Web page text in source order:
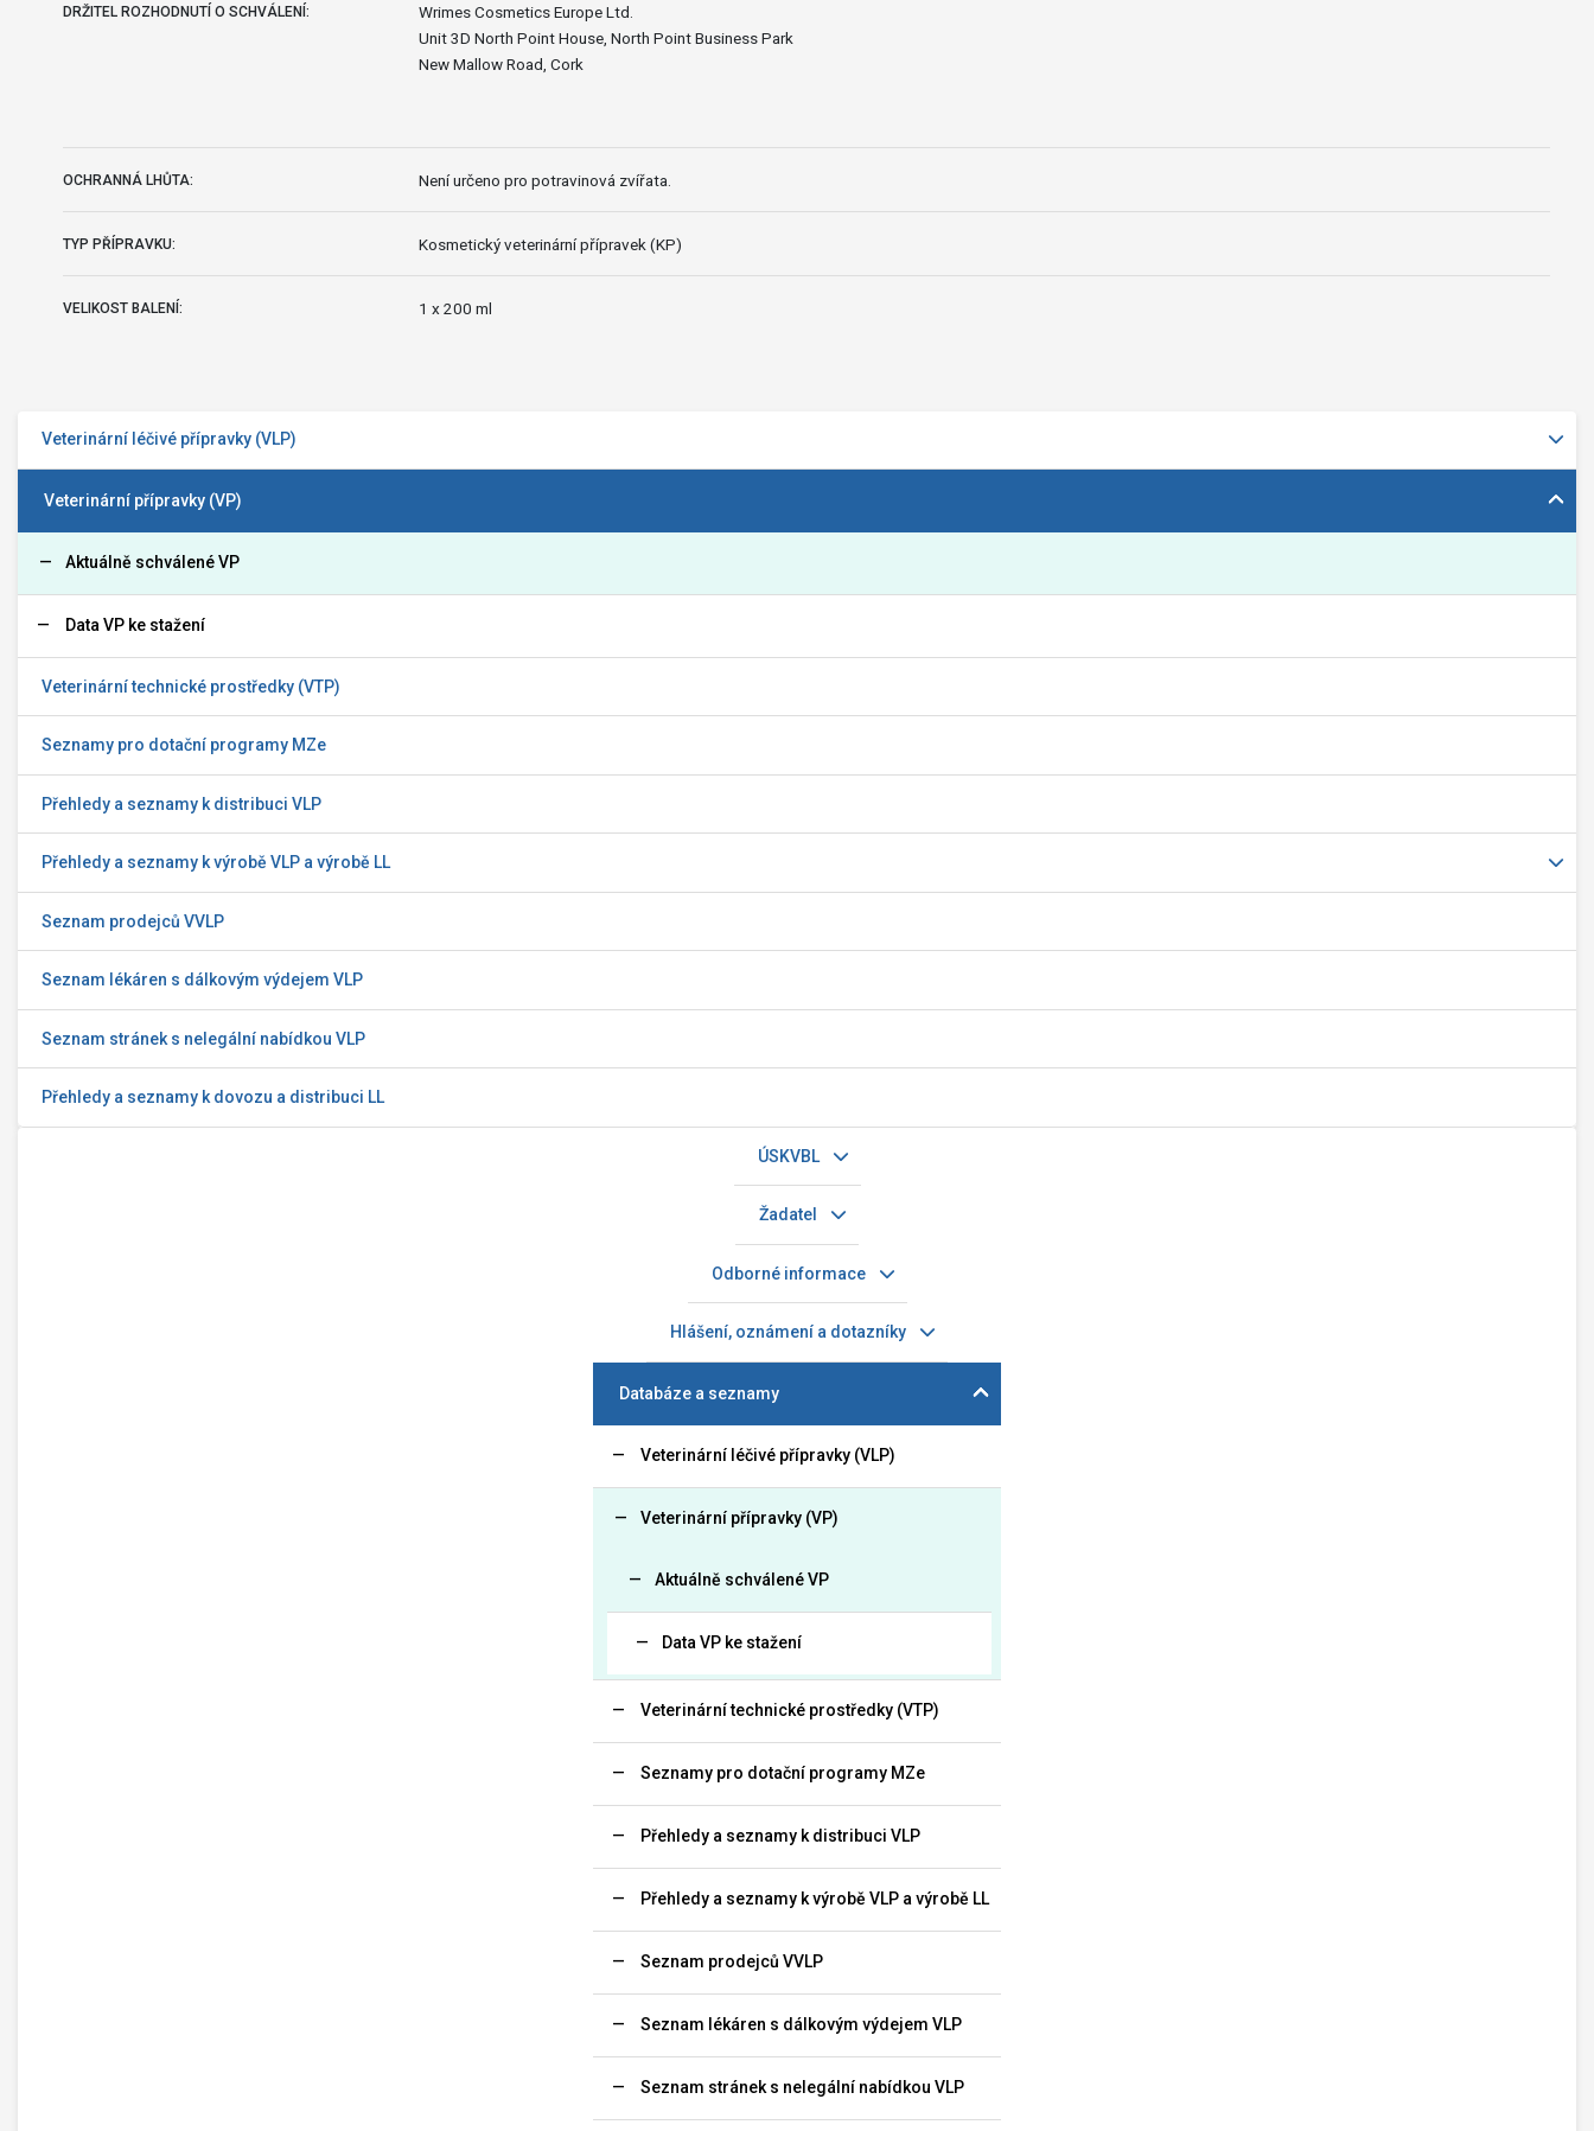
Veterinární léčivé přípravky (VLP)
Veterinární přípravky (VP)
Aktuálně schválené VP
Data VP ke stažení
Veterinární technické prostředky (VTP)
Seznamy pro dotační programy MZe
Přehledy a seznamy k distribuci VLP
Přehledy a seznamy k výrobě VLP a výrobě LL
Seznam prodejců VVLP
Seznam lékáren s dálkovým výdejem VLP
Seznam stránek s nelegální nabídkou VLP
Přehledy a seznamy k dovozu a distribuci LL
ÚSKVBL
Žadatel
Odborné informace
Hlášení, oznámení a dotazníky
Databáze a seznamy
Veterinární léčivé přípravky (VLP)
Veterinární přípravky (VP)
Aktuálně schválené VP
Data VP ke stažení
Veterinární technické prostředky (VTP)
Seznamy pro dotační programy MZe
Přehledy a seznamy k distribuci VLP
Přehledy a seznamy k výrobě VLP a výrobě LL
Seznam prodejců VVLP
Seznam lékáren s dálkovým výdejem VLP
Seznam stránek s nelegální nabídkou VLP
DRŽITEL ROZHODNUTÍ O SCHVÁLENÍ:
Wrimes Cosmetics Europe Ltd.
Unit 3D North Point House, North Point Business Park
New Mallow Road, Cork
OCHRANNÁ LHŮTA: Není určeno pro potravinová zvířata.
TYP PŘÍPRAVKU: Kosmetický veterinární přípravek (KP)
VELIKOST BALENÍ: 1 x 200 ml